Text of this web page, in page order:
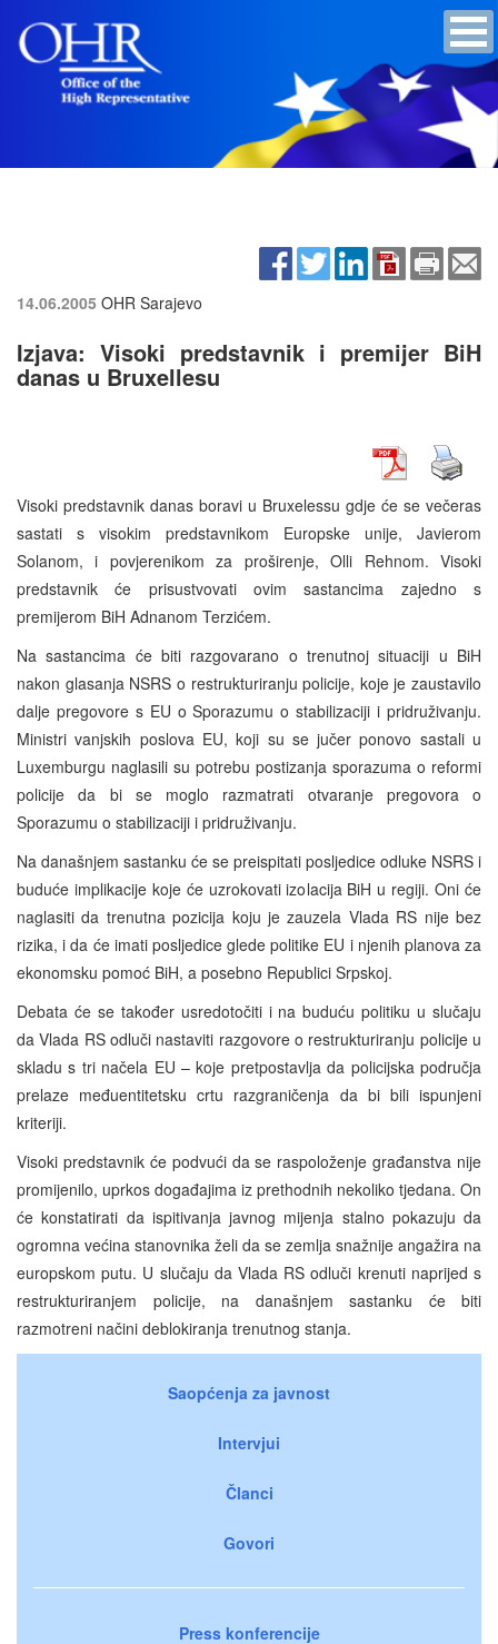
14.06.2005 OHR Sarajevo
Izjava: Visoki predstavnik i premijer BiH
danas u Bruxellesu
Visoki predstavnik danas boravi u Bruxelessu gdje će se večeras
sastati s visokim predstavnikom Europske unije, Javierom
Solanom, i povjerenikom za proširenje, Olli Rehnom. Visoki
predstavnik će prisustvovati ovim sastancima zajedno s
premijerom BiH Adnanom Terzićem.
Na sastancima će biti razgovarano o trenutnoj situaciji u BiH
nakon glasanja NSRS o restrukturiranju policije, koje je zaustavilo
dalje pregovore s EU o Sporazumu o stabilizaciji i pridruživanju.
Ministri vanjskih poslova EU, koji su se jučer ponovo sastali u
Luxemburgu naglasili su potrebu postizanja sporazuma o reformi
policije da bi se moglo razmatrati otvaranje pregovora o
Sporazumu o stabilizaciji i pridruživanju.
Na današnjem sastanku će se preispitati posljedice odluke NSRS i
buduće implikacije koje će uzrokovati izolacija BiH u regiji. Oni će
naglasiti da trenutna pozicija koju je zauzela Vlada RS nije bez
rizika, i da će imati posljedice glede politike EU i njenih planova za
ekonomsku pomoć BiH, a posebno Republici Srpskoj.
Debata će se također usredotočiti i na buduću politiku u slučaju
da Vlada RS odluči nastaviti razgovore o restrukturiranju policije u
skladu s tri načela EU – koje pretpostavlja da policijska područja
prelaze međuentitetsku crtu razgraničenja da bi bili ispunjeni
kriteriji.
Visoki predstavnik će podvući da se raspoloženje građanstva nije
promijenilo, uprkos događajima iz prethodnih nekoliko tjedana. On
će konstatirati da ispitivanja javnog mijenja stalno pokazuju da
ogromna većina stanovnika želi da se zemlja snažnije angažira na
europskom putu. U slučaju da Vlada RS odluči krenuti naprijed s
restrukturiranjem policije, na današnjem sastanku će biti
razmotreni načini deblokiranja trenutnog stanja.
Saopćenja za javnost
Intervjui
Članci
Govori
Press konferencije